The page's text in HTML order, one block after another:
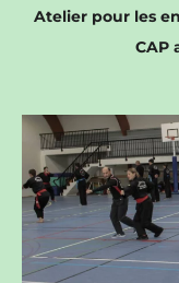
Atelier pour les
CAP